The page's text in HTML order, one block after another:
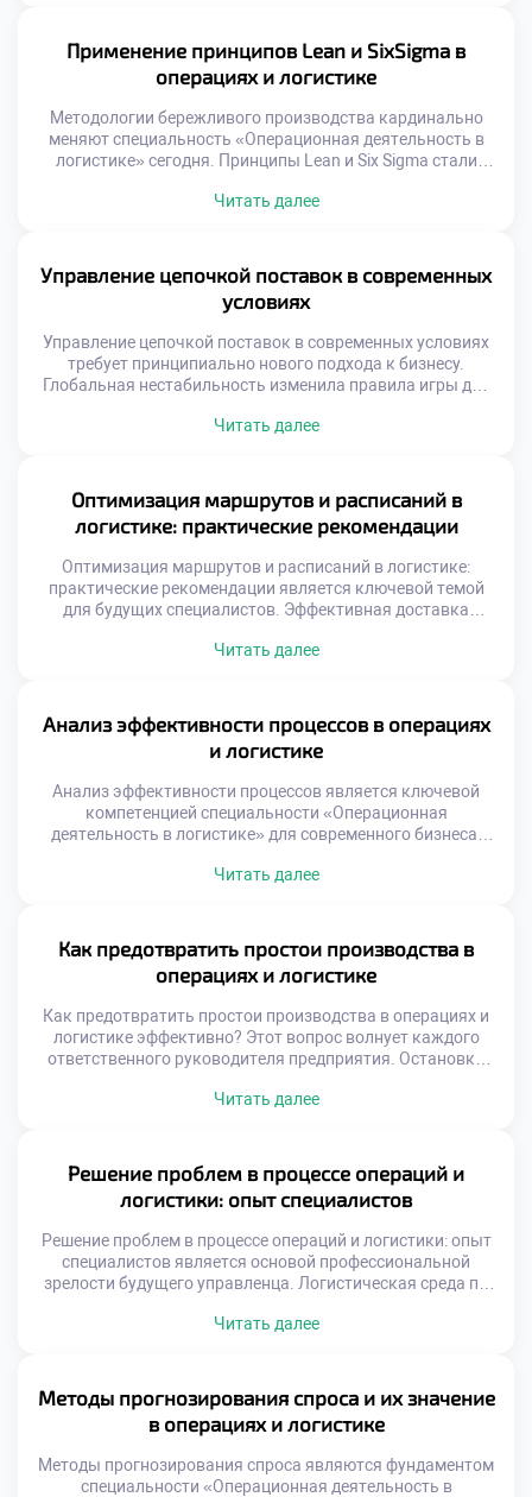
от слаженности операционных звеньев. Ошибка на
складе или сбой в доставке разрушают репутацию
бренда. Профессионализм сотрудников […]
Применение принципов Lean и SixSigma в
операциях и логистике
Методологии бережливого производства кардинально
меняют специальность «Операционная деятельность в
логистике» сегодня. Принципы Lean и Six Sigma стали
подходы учат видеть потери там, где другие видят
специалист обязан владеть этим инструментарием
совершенствования. Концепция непрерывного улучшения
заменяет устаревшие методы управления […]
Читать далее
Управление цепочкой поставок в современных
условиях
Управление цепочкой поставок в современных условиях
требует принципиально нового подхода к бизнесу.
Глобальная нестабильность изменила правила игры для
оптимизации затрат уступают место стратегиям
уметь управлять рисками в турбулентной среде.
Способность адаптироваться ценится выше простого
следования инструкциям. Профессионализм теперь
измеряется гибкостью […]
Читать далее
Оптимизация маршрутов и расписаний в
логистике: практические рекомендации
Оптимизация маршрутов и расписаний в логистике:
практические рекомендации является ключевой темой
для будущих специалистов. Эффективная доставка
Грамотное планирование путей снижает затраты
остается лишь набором формул. Логистическая отрасль
требует точности и системного подхода. Ошибки в
маршрутизации стоят предприятиям огромных […]
Читать далее
Анализ эффективности процессов в операциях
и логистике
Анализ эффективности процессов является ключевой
компетенцией специальности «Операционная
деятельность в логистике» для современного бизнеса.
выявить скрытые резервы роста компании. Грамотная
системы представляют собой сложные механизмы с
множеством переменных факторов. Поверхностный
взгляд не позволяет увидеть истинные причины низкой
Читать далее
Как предотвратить простои производства в
операциях и логистике
Как предотвратить простои производства в операциях и
логистике эффективно? Этот вопрос волнует каждого
ответственного руководителя предприятия. Остановки
бизнесу. Нарушение ритма поставок разрушает доверие
Выпускники должны уметь обеспечивать
бесперебойность всех процессов. Навык предотвращения
сбоев ценится работодателями чрезвычайно высоко.
Профессионализм измеряется именно отсутствием […]
Читать далее
Решение проблем в процессе операций и
логистики: опыт специалистов
Решение проблем в процессе операций и логистики: опыт
специалистов является основой профессиональной
зрелости будущего управленца. Логистическая среда по
цепочках поставок происходят регулярно независимо от
должны осознавать, что проблемы являются частью
работы. Теоретические знания создают базу для
принятия решений […]
Читать далее
Методы прогнозирования спроса и их значение
в операциях и логистике
Методы прогнозирования спроса являются фундаментом
специальности «Операционная деятельность в